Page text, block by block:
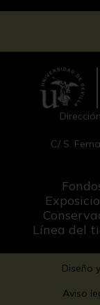
C/ S.
Línea del
Diseño
Aviso